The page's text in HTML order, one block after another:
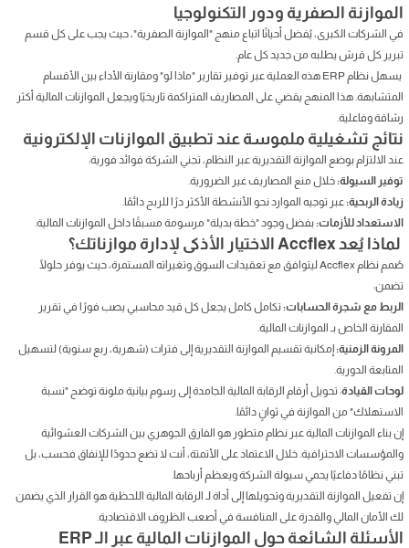
الموازنة الصفرية ودور التكنولوجيا
في الشركات الكبرى، يُفضل أحيانًا اتباع منهج "الموازنة الصفرية"، حيث يجب على كل قسم
تبرير كل قرش يطلبه من جديد كل عام.
يسهل نظام ERP هذه العملية عبر توفير تقارير "ماذا لو" ومقارنة الأداء بين الأقسام
المتشابهة. هذا المنهج يقضي على المصاريف المتراكمة تاريخيًا ويجعل الموازنات المالية أكثر
رشاقة وفاعلية.
نتائج تشغيلية ملموسة عند تطبيق الموازنات الإلكترونية
عند الالتزام بوضع الموازنة التقديرية عبر النظام، تجني الشركة فوائد فورية:
توفير السيولة: خلال منع المصاريف غير الضرورية.
زيادة الربحية: عبر توجيه الموارد نحو الأنشطة الأكثر درًا للربح دائمًا.
الاستعداد للأزمات: بفضل وجود "خطة بديلة" مرسومة مسبقًا داخل الموازنات المالية.
لماذا يُعد Accflex الاختيار الأذكى لإدارة موازناتك؟
صُمم نظام Accflex ليتوافق مع تعقيدات السوق وتغيراته المستمرة، حيث يوفر حلولًا
تضمن:
الربط مع شجرة الحسابات: تكامل كامل يجعل كل قيد محاسبي يصب فورًا في تقرير
المقارنة الخاص بـ الموازنات المالية.
المرونة الزمنية: إمكانية تقسيم الموازنة التقديرية إلى فترات (شهرية، ربع سنوية) لتسهيل
المتابعة الدورية.
لوحات القيادة: تحويل أرقام الرقابة المالية الجامدة إلى رسوم بيانية ملونة توضح "نسبة
الاستهلاك" من الموازنة في ثوانٍ دائمًا.
إن بناء الموازنات المالية عبر نظام متطور هو الفارق الجوهري بين الشركات العشوائية
والمؤسسات الاحترافية. خلال الاعتماد على الأتمتة، أنت لا تضع حدودًا للإنفاق فحسب، بل
تبني نظامًا دفاعيًا يحمي سيولة الشركة ويعظم أرباحها.
إن تفعيل الموازنة التقديرية وتحويلها إلى أداة لـ الرقابة المالية اللحظية هو القرار الذي يضمن
لك الأمان المالي والقدرة على المنافسة في أصعب الظروف الاقتصادية.
الأسئلة الشائعة حول الموازنات المالية عبر الـ ERP